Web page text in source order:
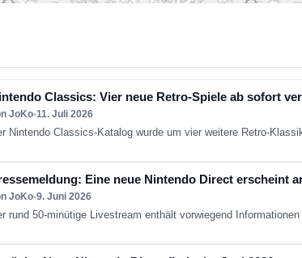
Classics: Vier neue Retro-Spiele ab sofort
JoKo•11. Juli 2026
Nintendo Classics-Katalog wurde um vier weitere Retro-
Eine neue Nintendo Direct erscheint
JoKo•9. Juni 2026
rund 50-minütige Livestream enthält vorwiegend